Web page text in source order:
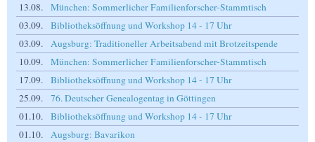
13.08.
München: Sommerlicher Familienforscher-Stammtisch
03.09.
Bibliotheksöffnung und Workshop 14 - 17 Uhr
03.09.
Augsburg: Traditioneller Arbeitsabend mit Brotzeitspende
10.09.
München: Sommerlicher Familienforscher-Stammtisch
17.09.
Bibliotheksöffnung und Workshop 14 - 17 Uhr
25.09.
76. Deutscher Genealogentag in Göttingen
01.10.
Bibliotheksöffnung und Workshop 14 - 17 Uhr
01.10.
Augsburg: Bavarikon